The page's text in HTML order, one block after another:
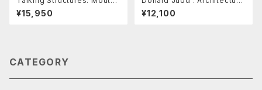
and the Under-Order in Ar
chitecture
¥15,950
in Marfa, Texas
¥12,100
CATEGORY